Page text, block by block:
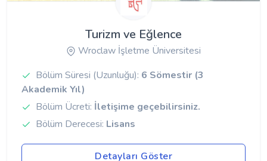
Turizm ve Eğlence
Wroclaw İşletme Üniversitesi
Bölüm Süresi (Uzunluğu): 6 Sömestir (3
Akademik Yıl)
Bölüm Ücreti: İletişime geçebilirsiniz.
Bölüm Derecesi: Lisans
Detayları Göster